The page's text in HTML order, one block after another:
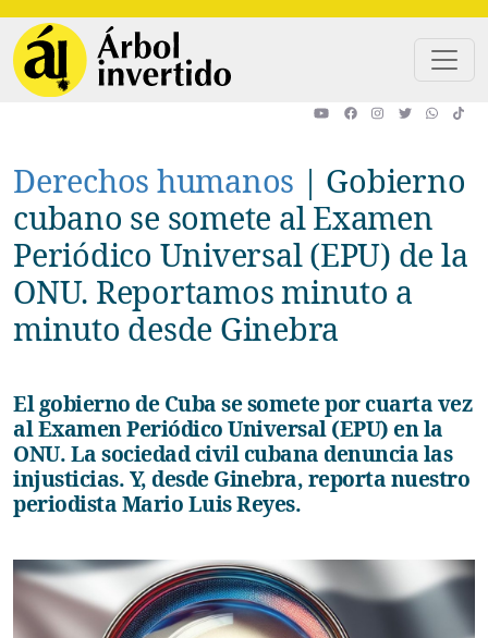
Derechos humanos | Gobierno
cubano se somete al Examen
Periódico Universal (EPU) de la
ONU. Reportamos minuto a
minuto desde Ginebra
El gobierno de Cuba se somete por cuarta vez
al Examen Periódico Universal (EPU) en la
ONU. La sociedad civil cubana denuncia las
injusticias. Y, desde Ginebra, reporta nuestro
periodista Mario Luis Reyes.